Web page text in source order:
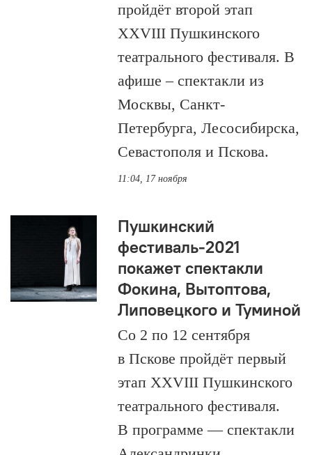
пройдёт второй этап
XXVIII Пушкинского
театрального фестиваля. В
афише – спектакли из
Москвы, Санкт-
Петербурга, Лесосибирска,
Севастополя и Пскова.
11:04, 17 ноября
Пушкинский
фестиваль-2021
покажет спектакли
Фокина, Вытоптова,
Липовецкого и Туминой
Со 2 по 12 сентября
в Пскове пройдёт первый
этап XXVIII Пушкинского
театрального фестиваля.
В программе — спектакли